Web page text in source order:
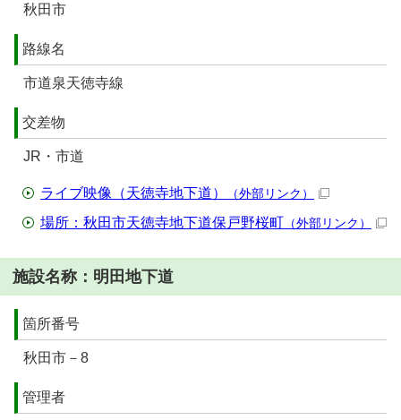
秋田市
路線名
市道泉天徳寺線
交差物
JR・市道
ライブ映像（天徳寺地下道） （外部リンク）
場所：秋田市天徳寺地下道保戸野桜町 （外部リンク）
施設名称：明田地下道
箇所番号
秋田市－8
管理者